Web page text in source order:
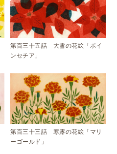
第百三十五話 大雪の花絵「ポイ
ンセチア」
第百三十三話 寒露の花絵「マリ
ーゴールド」